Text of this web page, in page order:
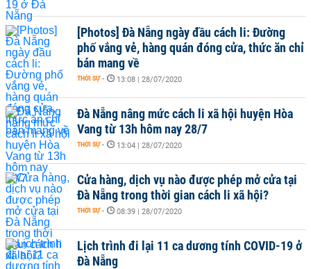
[Photos] Đà Nẵng ngày đầu cách li: Đường
phố vắng vẻ, hàng quán đóng cửa, thức ăn chỉ
bán mang về
THỜI SỰ - 13:08 | 28/07/2020
Đà Nẵng nâng mức cách li xã hội huyện Hòa
Vang từ 13h hôm nay 28/7
THỜI SỰ - 13:04 | 28/07/2020
Cửa hàng, dịch vụ nào được phép mở cửa tại
Đà Nẵng trong thời gian cách li xã hội?
THỜI SỰ - 08:39 | 28/07/2020
Lịch trình đi lại 11 ca dương tính COVID-19 ở
Đà Nẵng